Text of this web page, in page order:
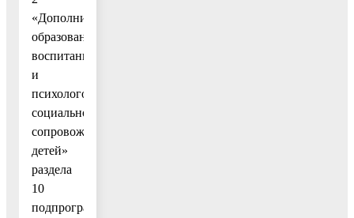
«Дополнительное
образование,
воспитание
и
психолого-
социальное
сопровождение
детей»
раздела
10
подпрограммы